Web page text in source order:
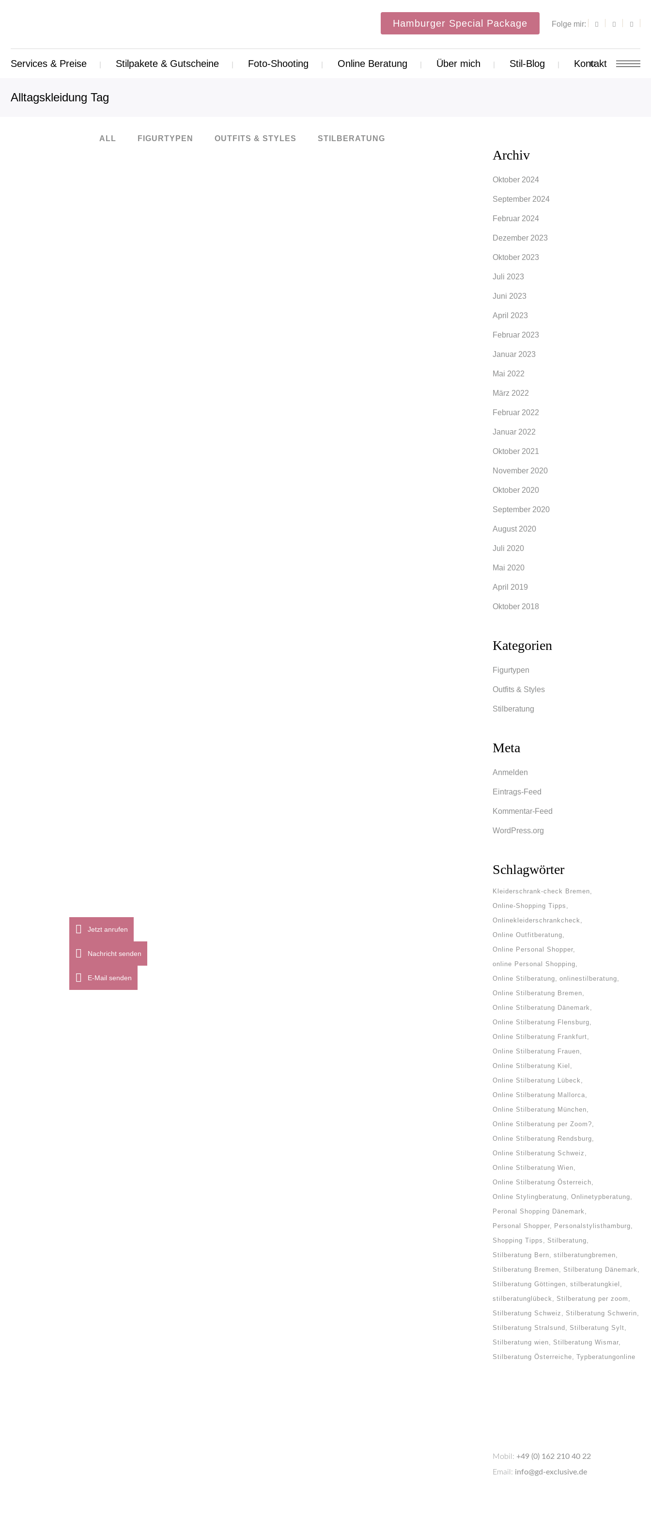
Hamburger Special Package Folge mir:
Services & Preise Stilpakete & Gutscheine Foto-Shooting Online Beratung Über mich Stil-Blog Kontakt
Alltagskleidung Tag
ALL FIGURTYPEN OUTFITS & STYLES STILBERATUNG
Archiv
Oktober 2024
September 2024
Februar 2024
Dezember 2023
Oktober 2023
Juli 2023
Juni 2023
April 2023
Februar 2023
Januar 2023
Mai 2022
März 2022
Februar 2022
Januar 2022
Oktober 2021
November 2020
Oktober 2020
September 2020
August 2020
Juli 2020
Mai 2020
April 2019
Oktober 2018
Kategorien
Figurtypen
Outfits & Styles
Stilberatung
Meta
Anmelden
Eintrags-Feed
Kommentar-Feed
WordPress.org
Schlagwörter
Kleiderschrank-check Bremen
Online-Shopping Tipps
Onlinekleiderschrankcheck
Online Outfitberatung
Online Personal Shopper
online Personal Shopping
Online Stilberatung
onlinestilberatung
Online Stilberatung Bremen
Online Stilberatung Dänemark
Online Stilberatung Flensburg
Online Stilberatung Frankfurt
Online Stilberatung Frauen
Online Stilberatung Kiel
Online Stilberatung Lübeck
Online Stilberatung Mallorca
Online Stilberatung München
Online Stilberatung per Zoom?
Online Stilberatung Rendsburg
Online Stilberatung Schweiz
Online Stilberatung Wien
Online Stilberatung Österreich
Online Stylingberatung
Onlinetypberatung
Peronal Shopping Dänemark
Personal Shopper
Personalstylisthamburg
Shopping Tipps
Stilberatung
Stilberatung Bern
stilberatungbremen
Stilberatung Bremen
Stilberatung Dänemark
Stilberatung Göttingen
stilberatungkiel
stilberatunglübeck
Stilberatung per zoom
Stilberatung Schweiz
Stilberatung Schwerin
Stilberatung Stralsund
Stilberatung Sylt
Stilberatung wien
Stilberatung Wismar
Stilberatung Österreiche
Typberatungonline
Mobil: +49 (0) 162 210 40 22
Email: info@gd-exclusive.de
Jetzt anrufen
Nachricht senden
E-Mail senden